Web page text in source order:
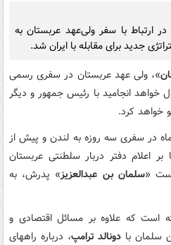
در ارتباط با سفر ولی‌عهد عربستان به
جدید برای مقابله با ایران شد.
»، ولی عهد عربستان در سفری رسمی
خواهد انجامید با رئیس جمهور و دیگر
خواهد کرد.
در سفری سه روزه به لندن و پیش از
اعلام دفتر دربار سلطنتی عربستان
«سلمان بن عبدالعزیز» پدرش، به
است که علاوه بر مسائل اقتصادی و
سلمان با دونالد ترامپ، درباره راههای